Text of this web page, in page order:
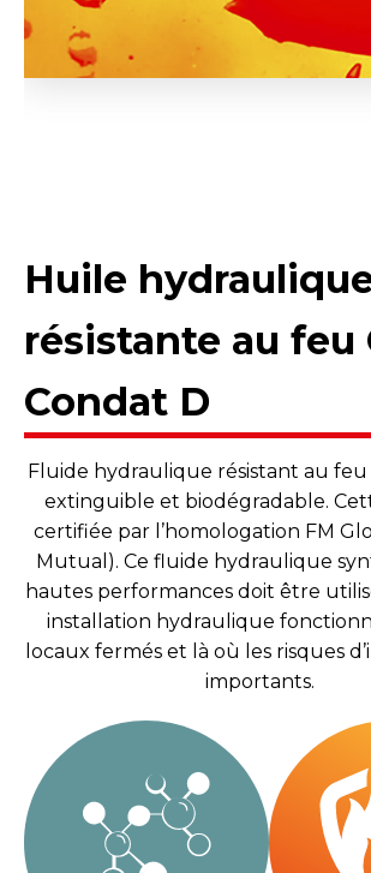
Huile
résistante au feu
Condat D
Fluide hydraulique résistant au feu
extinguible et biodégradable.
certifiée par l’homologation FM
Mutual). Ce fluide hydraulique
hautes performances doit être
installation hydraulique
locaux fermés et là où les risques
importants.